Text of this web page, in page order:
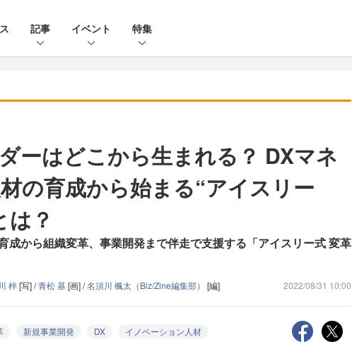
記事 イベント 特集
ーはどこから生まれる？ DXマネ
の育成から始まる“アイスリー
は？
成から組織変革、事業開発まで伴走で支援する「アイスリー式 変革
梓[写] /青松 基[画] /名須川 楓太（Biz/Zine編集部） [編] 2022/08/31 10:00
新規事業開発 DX イノベーション人材